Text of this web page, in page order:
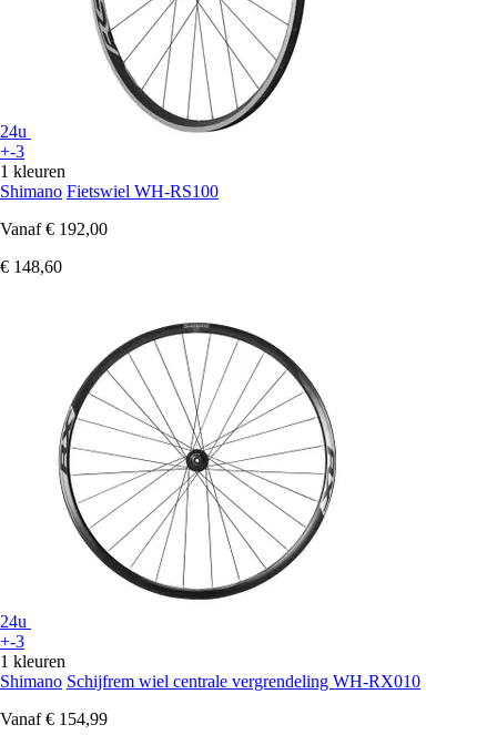
24u
+-3
1 kleuren
Shimano Fietswiel WH-RS100
Vanaf € 192,00
€ 148,60
24u
+-3
1 kleuren
Shimano Schijfrem wiel centrale vergrendeling WH-RX010
Vanaf € 154,99